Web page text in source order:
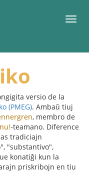
versio de la
(PMEG). Ambaŭ tiuj
, membro de
-teamano. Diference
tradiciajn
"substantivo",
konatiĝi kun la
priskribojn en tiu